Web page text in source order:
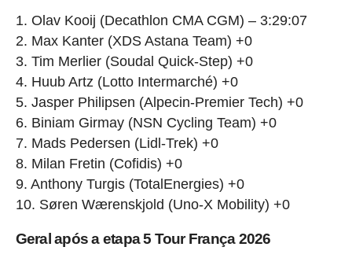
1. Olav Kooij (Decathlon CMA CGM) – 3:29:07
2. Max Kanter (XDS Astana Team) +0
3. Tim Merlier (Soudal Quick-Step) +0
4. Huub Artz (Lotto Intermarché) +0
5. Jasper Philipsen (Alpecin-Premier Tech) +0
6. Biniam Girmay (NSN Cycling Team) +0
7. Mads Pedersen (Lidl-Trek) +0
8. Milan Fretin (Cofidis) +0
9. Anthony Turgis (TotalEnergies) +0
10. Søren Wærenskjold (Uno-X Mobility) +0
Geral após a etapa 5 Tour França 2026